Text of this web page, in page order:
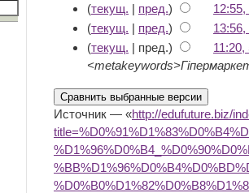
(текущ. | пред.)
(текущ. | пред.)
(текущ. | пред.)
Источник — «http://edufuture.biz/